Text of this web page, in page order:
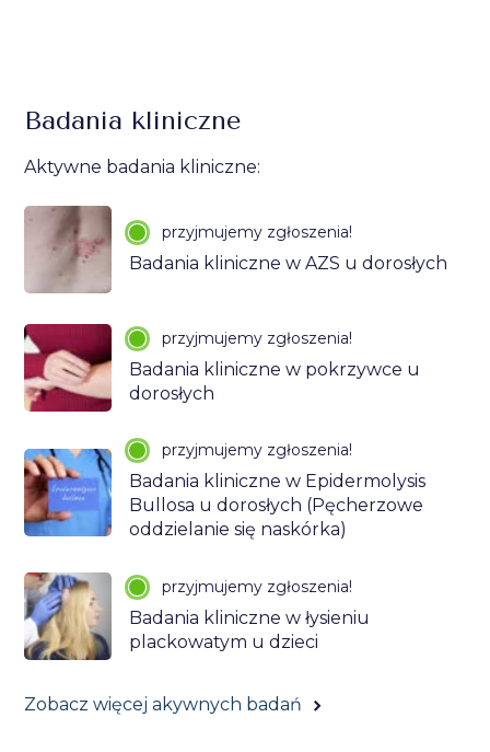
Badania kliniczne
Aktywne badania kliniczne:
przyjmujemy zgłoszenia!
Badania kliniczne w AZS u dorosłych
przyjmujemy zgłoszenia!
Badania kliniczne w pokrzywce u
dorosłych
przyjmujemy zgłoszenia!
Badania kliniczne w Epidermolysis
Bullosa u dorosłych (Pęcherzowe
oddzielanie się naskórka)
przyjmujemy zgłoszenia!
Badania kliniczne w łysieniu
plackowatym u dzieci
Zobacz więcej akywnych badań